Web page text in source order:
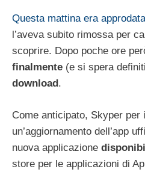
Questa mattina era
l’aveva subito rimossa per
scoprire. Dopo poche ore
finalmente (e si spera
download .
Come anticipato, Skyper per
un’aggiornamento dell’app
nuova applicazione
store per le applicazioni di